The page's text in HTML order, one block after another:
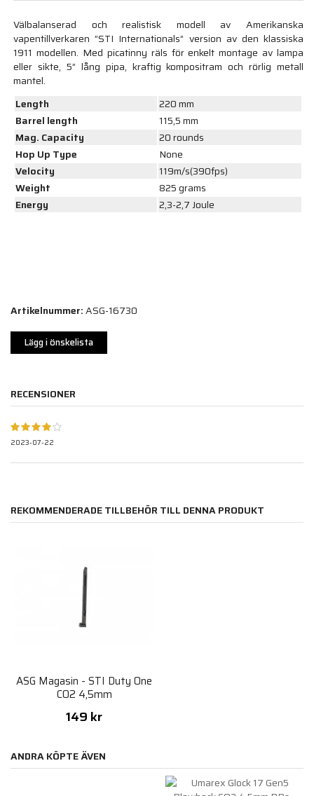
Välbalanserad och realistisk modell av Amerikanska
vapentillverkaren ”STI Internationals” version av den klassiska
1911 modellen. Med picatinny räls för enkelt montage av lampa
eller sikte, 5” lång pipa, kraftig kompositram och rörlig metall
mantel.
Length
220 mm
Barrel length
115,5 mm
Mag. Capacity
20 rounds
Hop Up Type
None
Velocity
119m/s(390fps)
Weight
825 grams
Energy
2,3-2,7 Joule
Artikelnummer:ASG-16730
Lägg i önskelista
RECENSIONER
2023-07-22
REKOMMENDERADE TILLBEHÖR TILL DENNA PRODUKT
ASG Magasin - STI Duty One
CO2 4,5mm
149 kr
ANDRA KÖPTE ÄVEN